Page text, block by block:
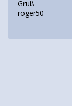
Gruß
roger50